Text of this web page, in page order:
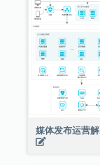
媒体发布运营